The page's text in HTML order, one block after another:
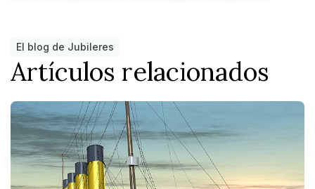
El blog de Jubileres
Artículos relacionados